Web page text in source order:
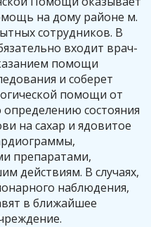
на дому районе м.
сотрудников. В
входит врач-
помощи
и соберет
помощи от
состояния
на сахар и ядовитое
препаратами,
действиям. В случаях,
наблюдения,
в ближайшее